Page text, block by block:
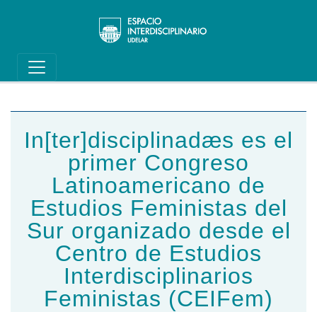
Main navigation
In[ter]disciplinadæs es el
primer Congreso
Latinoamericano de
Estudios Feministas del
Sur organizado desde el
Centro de Estudios
Interdisciplinarios
Feministas (CEIFem)